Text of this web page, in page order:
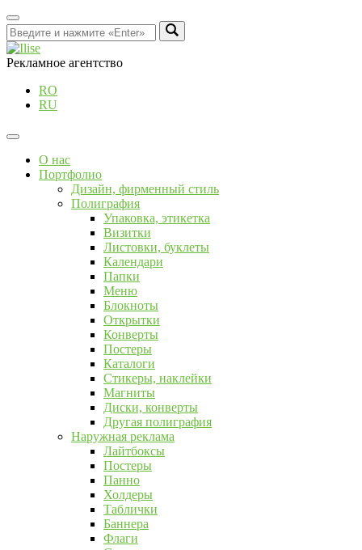
Рекламное агентство
RO
RU
О нас
Портфолио
Дизайн, фирменный стиль
Полиграфия
Упаковка, этикетка
Визитки
Листовки, буклеты
Календари
Папки
Меню
Блокноты
Открытки
Конверты
Постеры
Каталоги
Стикеры, наклейки
Магниты
Диски, конверты
Другая полиграфия
Наружная реклама
Лайтбоксы
Постеры
Панно
Холдеры
Таблички
Баннера
Флаги